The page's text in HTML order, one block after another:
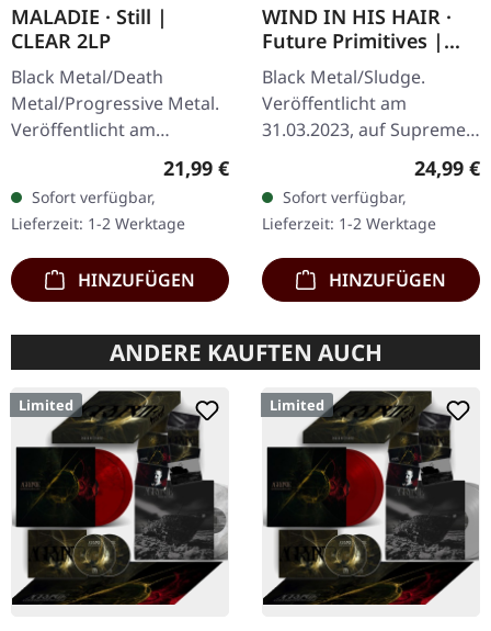
MALADIE · Still |
CLEAR 2LP
Black Metal/Death
Metal/Progressive Metal.
Veröffentlicht am
10.04.2015, auf Supreme
Transparentes Doppel-
Vinyl im schweren…
Regulärer Preis:
21,99 €
Sofort verfügbar,
Lieferzeit: 1-2 Werktage
HINZUFÜGEN
WIND IN HIS HAIR ·
Future Primitives |
SPLATTER LP
Black Metal/Sludge.
Veröffentlicht am
31.03.2023, auf Supreme
Chaos Records. SCR-
exklusives Ultra Clear
Vinyl mit schwarzen und
weißen Splattern mit…
24,99 €
Sofort verfügbar,
Lieferzeit: 1-2 Werktage
HINZUFÜGEN
ANDERE KAUFTEN AUCH
Limited Limited